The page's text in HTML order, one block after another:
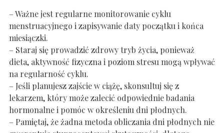
– Ważne jest regularne monitorowanie cyklu
menstruacyjnego i zapisywanie daty początku i końca
miesiączki.
– Staraj się prowadzić zdrowy tryb życia, ponieważ
dieta, aktywność fizyczna i poziom stresu mogą wpływać
na regularność cyklu.
– Jeśli planujesz zajście w ciążę, skonsultuj się z
lekarzem, który może zalecić odpowiednie badania
hormonalne i pomóc w określeniu dni płodnych.
– Pamiętaj, że żadna metoda obliczania dni płodnych nie